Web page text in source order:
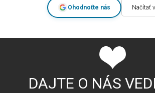
Ohodnoťte nás Načítať
DAJTE O NÁS